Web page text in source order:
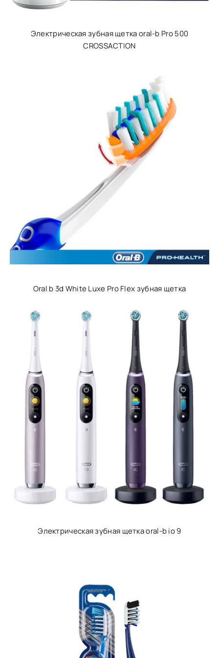
Электрическая зубная щетка oral-b Pro 500
CROSSACTION
Oral b 3d White Luxe Pro Flex зубная щетка
Электрическая зубная щетка oral-b io 9